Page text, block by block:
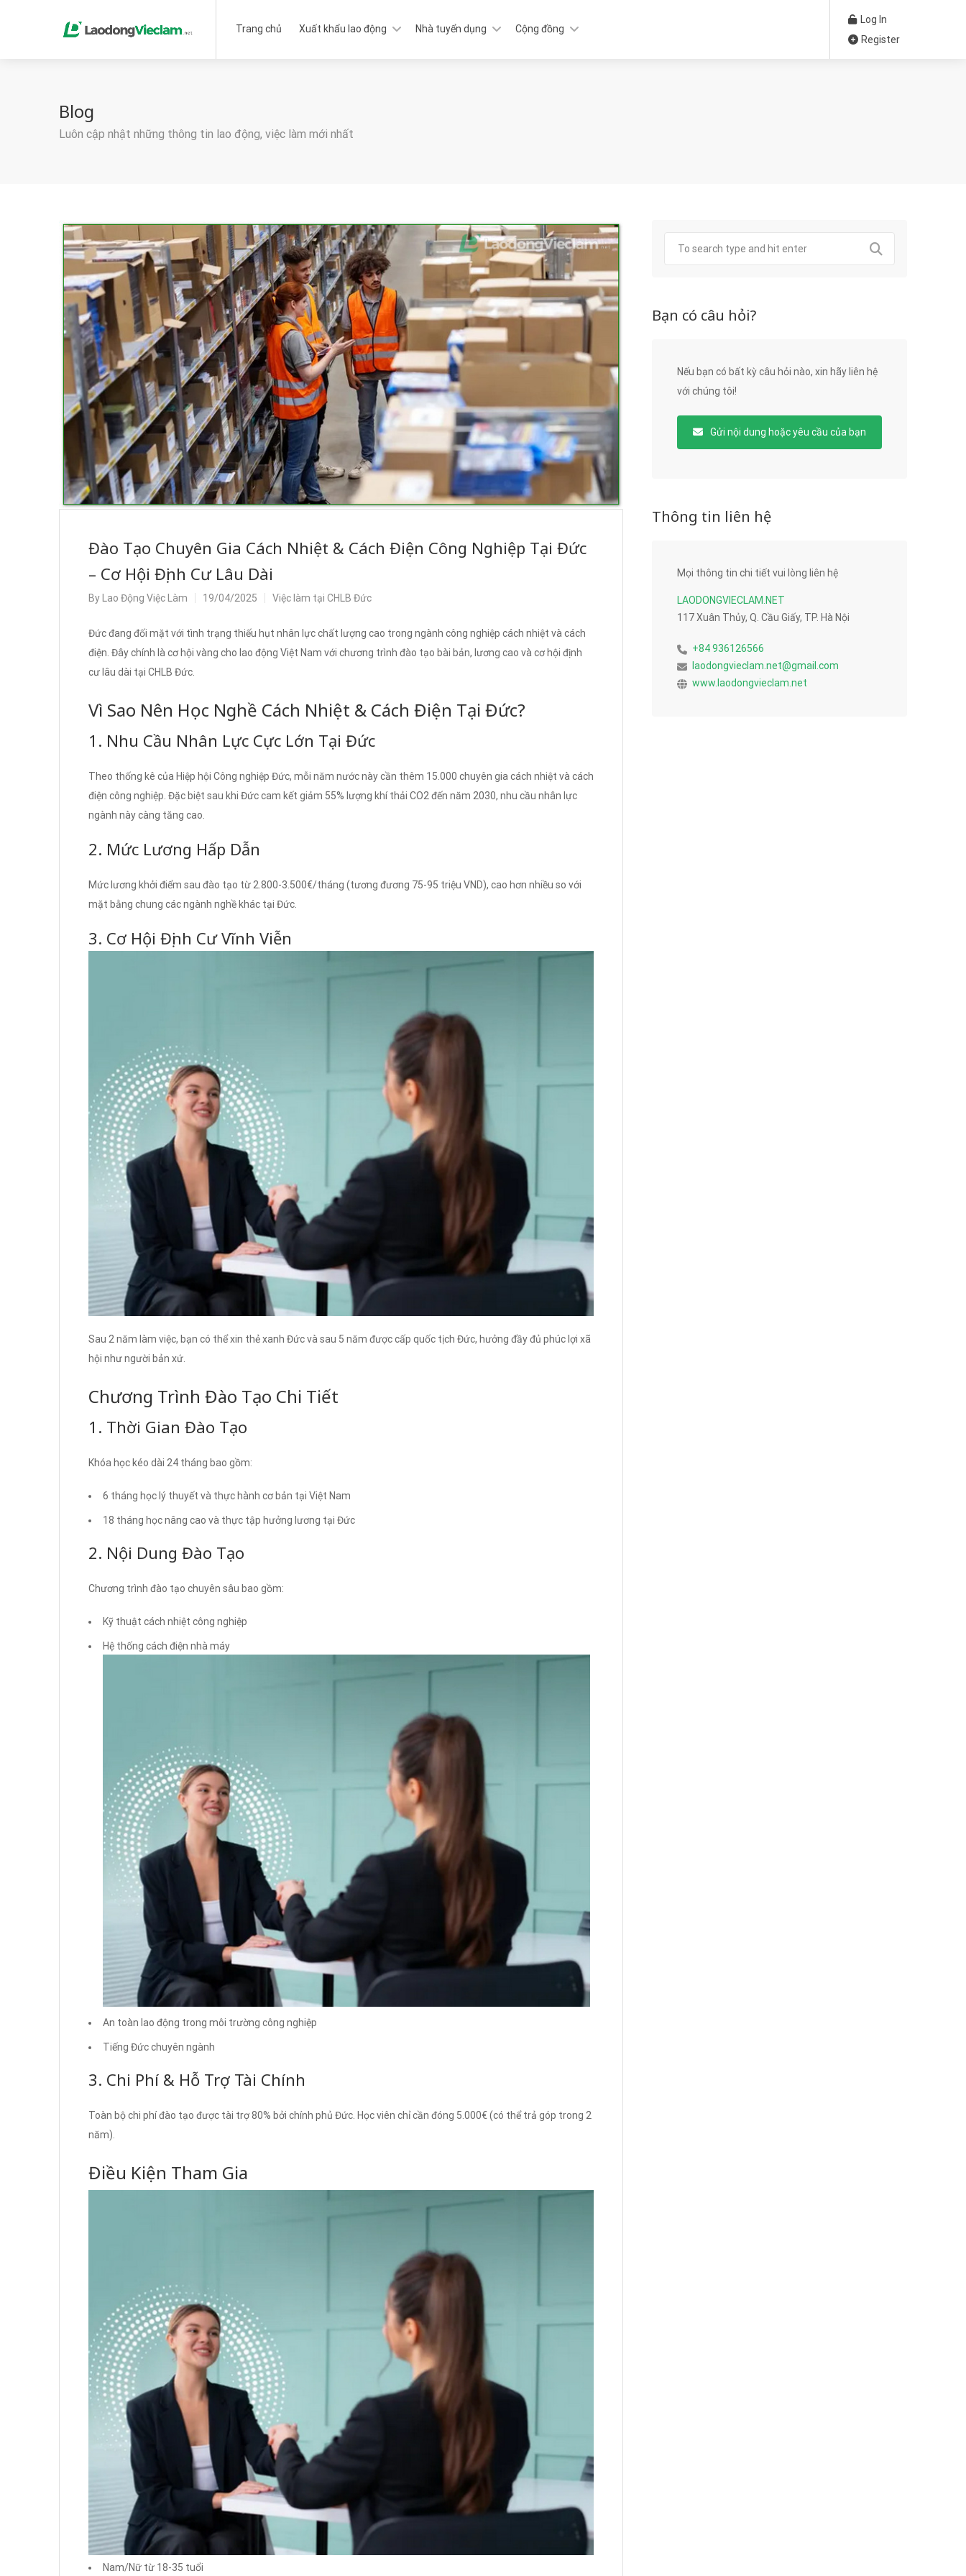
Trang chủ Xuất khẩu lao động Nhà tuyển dụng Cộng đồng
Log In
Register
Blog
Luôn cập nhật những thông tin lao động, việc làm mới nhất
Đào Tạo Chuyên Gia Cách Nhiệt & Cách Điện Công Nghiệp Tại Đức
– Cơ Hội Định Cư Lâu Dài
By Lao Động Việc Làm 19/04/2025 Việc làm tại CHLB Đức
Đức đang đối mặt với tình trạng thiếu hụt nhân lực chất lượng cao trong ngành công nghiệp cách nhiệt và cách
điện. Đây chính là cơ hội vàng cho lao động Việt Nam với chương trình đào tạo bài bản, lương cao và cơ hội định
cư lâu dài tại CHLB Đức.
Vì Sao Nên Học Nghề Cách Nhiệt & Cách Điện Tại Đức?
1. Nhu Cầu Nhân Lực Cực Lớn Tại Đức
Theo thống kê của Hiệp hội Công nghiệp Đức, mỗi năm nước này cần thêm 15.000 chuyên gia cách nhiệt và cách
điện công nghiệp. Đặc biệt sau khi Đức cam kết giảm 55% lượng khí thải CO2 đến năm 2030, nhu cầu nhân lực
ngành này càng tăng cao.
2. Mức Lương Hấp Dẫn
Mức lương khởi điểm sau đào tạo từ 2.800-3.500€/tháng (tương đương 75-95 triệu VND), cao hơn nhiều so với
mặt bằng chung các ngành nghề khác tại Đức.
3. Cơ Hội Định Cư Vĩnh Viễn
Sau 2 năm làm việc, bạn có thể xin thẻ xanh Đức và sau 5 năm được cấp quốc tịch Đức, hưởng đầy đủ phúc lợi xã
hội như người bản xứ.
Chương Trình Đào Tạo Chi Tiết
1. Thời Gian Đào Tạo
Khóa học kéo dài 24 tháng bao gồm:
6 tháng học lý thuyết và thực hành cơ bản tại Việt Nam
18 tháng học nâng cao và thực tập hưởng lương tại Đức
2. Nội Dung Đào Tạo
Chương trình đào tạo chuyên sâu bao gồm:
Kỹ thuật cách nhiệt công nghiệp
Hệ thống cách điện nhà máy
An toàn lao động trong môi trường công nghiệp
Tiếng Đức chuyên ngành
3. Chi Phí & Hỗ Trợ Tài Chính
Toàn bộ chi phí đào tạo được tài trợ 80% bởi chính phủ Đức. Học viên chỉ cần đóng 5.000€ (có thể trả góp trong 2
năm).
Điều Kiện Tham Gia
Nam/Nữ từ 18-35 tuổi
Bạn có câu hỏi?
Nếu bạn có bất kỳ câu hỏi nào, xin hãy liên hệ
với chúng tôi!
Gửi nội dung hoặc yêu cầu của bạn
Thông tin liên hệ
Mọi thông tin chi tiết vui lòng liên hệ
LAODONGVIECLAM.NET
117 Xuân Thủy, Q. Cầu Giấy, TP. Hà Nội
+84 936126566
laodongvieclam.net@gmail.com
www.laodongvieclam.net